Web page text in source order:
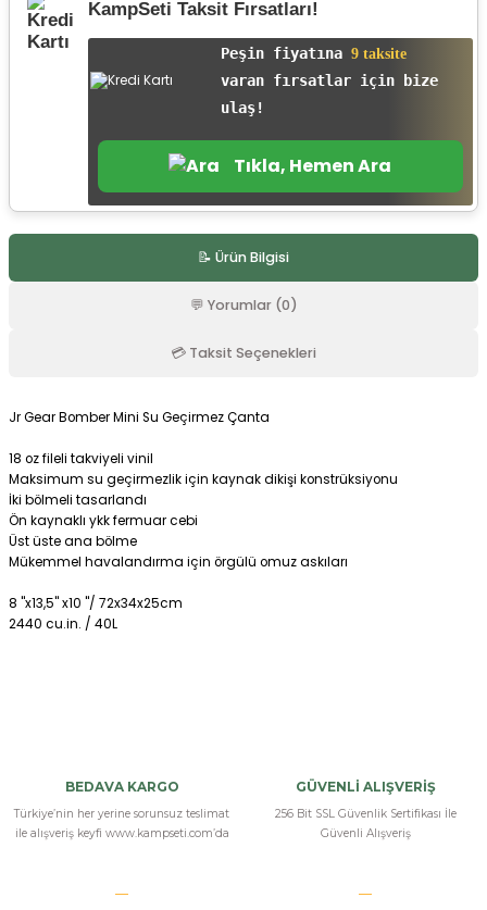
KampSeti Taksit Fırsatları!
Peşin fiyatına 9 taksite
varan fırsatlar için bize
ulaş!
Tıkla, Hemen Ara
📝 Ürün Bilgisi
💬 Yorumlar (0)
💳 Taksit Seçenekleri
Jr Gear Bomber Mini Su Geçirmez Çanta
18 oz fileli takviyeli vinil
Maksimum su geçirmezlik için kaynak dikişi konstrüksiyonu
İki bölmeli tasarlandı
Ön kaynaklı ykk fermuar cebi
Üst üste ana bölme
Mükemmel havalandırma için örgülü omuz askıları
8 "x13,5" x10 "/ 72x34x25cm
2440 cu.in. / 40L
BEDAVA KARGO
Türkiye’nin her yerine sorunsuz teslimat
ile alışveriş keyfi www.kampseti.com’da
GÜVENLİ ALIŞVERİŞ
256 Bit SSL Güvenlik Sertifikası İle
Güvenli Alışveriş